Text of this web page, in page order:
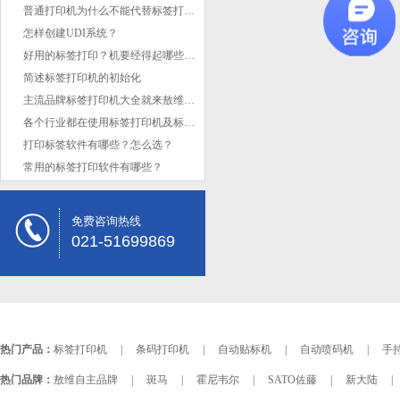
普通打印机为什么不能代替标签打印机作业
怎样创建UDI系统？
好用的标签打印？机要经得起哪些考验？
简述标签打印机的初始化
主流品牌标签打印机大全就来敖维科技
各个行业都在使用标签打印机及标签色带
打印标签软件有哪些？怎么选？
常用的标签打印软件有哪些？
免费咨询热线
021-51699869
热门产品： 标签打印机 条码打印机 自动贴标机 自动喷码机 手
热门品牌： 敖维自主品牌 斑马 霍尼韦尔 SATO佐藤 新大陆